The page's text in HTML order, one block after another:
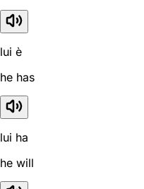
lui è
he has
lui ha
he will